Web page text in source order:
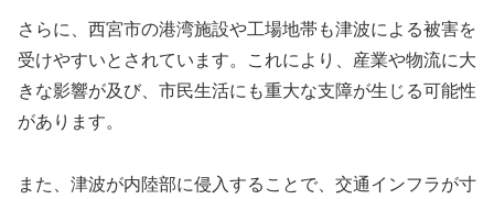
さらに、西宮市の港湾施設や工場地帯も津波による被害を
受けやすいとされています。これにより、産業や物流に大
きな影響が及び、市民生活にも重大な支障が生じる可能性
があります。
また、津波が内陸部に侵入することで、交通インフラが寸